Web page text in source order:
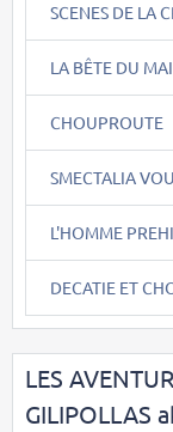
SCENES DE LA
LA BÊTE DU
CHOUPROUTE
SMECTALIA
L'HOMME
DECATIE ET
LES
GILIPOLLAS